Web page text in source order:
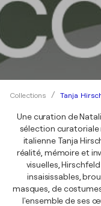
Collections Tanja
Une curation de
sélection
italienne Tanja
réalité, mémoire et
visuelles,
insaisissables,
masques, de
l'ensemble de ses